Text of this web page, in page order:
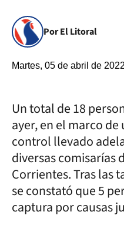
Por El Litoral
Martes, 05 de abril de
Un total de 18
ayer, en el marco
control llevado
diversas comisarías
Corrientes. Tras las
se constató que 5
captura por causas